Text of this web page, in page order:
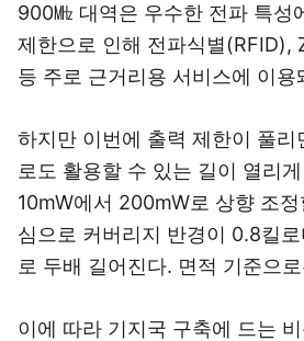
900㎒ 대역은 우수한 전파 특성
제한으로 인해 전파식별(RFID),
등 주로 근거리용 서비스에 이용
하지만 이번에 출력 제한이 풀리
로도 활용할 수 있는 길이 열리
10mW에서 200mW로 상향 조
심으로 커버리지 반경이 0.8킬
로 두배 길어진다. 면적 기준으
이에 따라 기지국 구축에 드는